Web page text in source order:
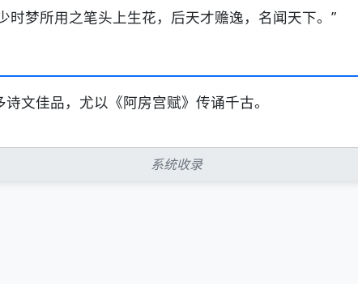
时梦所用之笔头上生花，后天才赡逸，名闻天下。”
文佳品，尤以《阿房宫赋》传诵千古。
系统收录